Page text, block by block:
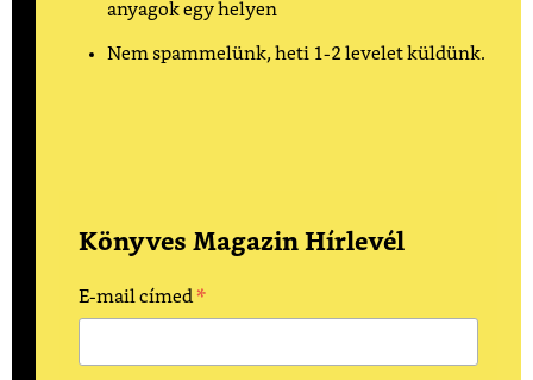
anyagok egy helyen
Nem spammelünk, heti 1-2 levelet küldünk.
Könyves Magazin Hírlevél
E-mail címed*